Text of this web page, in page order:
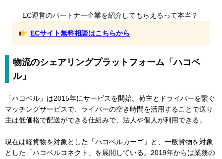
EC運営のパートナー企業を紹介してもらえるって本当？
ECサイト無料相談はこちらから
物流のシェアリングプラットフォーム「ハコベ
ル」
「ハコベル」は2015年にサービスを開始。荷主とドライバーを繋ぐ
マッチングサービスで、ライバーの空き時間を活用することで送り
主は低価格で配送ができる仕組みで、法人や個人が利用できる。
現在は軽貨物を対象とした「ハコベルカーゴ」と、一般貨物を対象
とした「ハコベルコネクト」を展開している。2019年からは業務の